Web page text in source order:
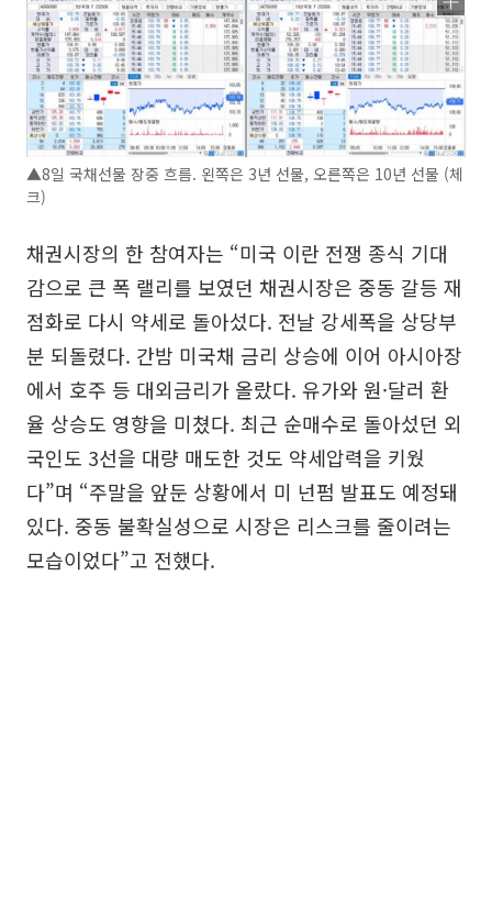
▲8일 국채선물 장중 흐름. 왼쪽은 3년 선물, 오른쪽은 10년 선물 (체
크)
채권시장의 한 참여자는 “미국 이란 전쟁 종식 기대
감으로 큰 폭 랠리를 보였던 채권시장은 중동 갈등 재
점화로 다시 약세로 돌아섰다. 전날 강세폭을 상당부
분 되돌렸다. 간밤 미국채 금리 상승에 이어 아시아장
에서 호주 등 대외금리가 올랐다. 유가와 원·달러 환
율 상승도 영향을 미쳤다. 최근 순매수로 돌아섰던 외
국인도 3선을 대량 매도한 것도 약세압력을 키웠
다”며 “주말을 앞둔 상황에서 미 넌펌 발표도 예정돼
있다. 중동 불확실성으로 시장은 리스크를 줄이려는
모습이었다”고 전했다.